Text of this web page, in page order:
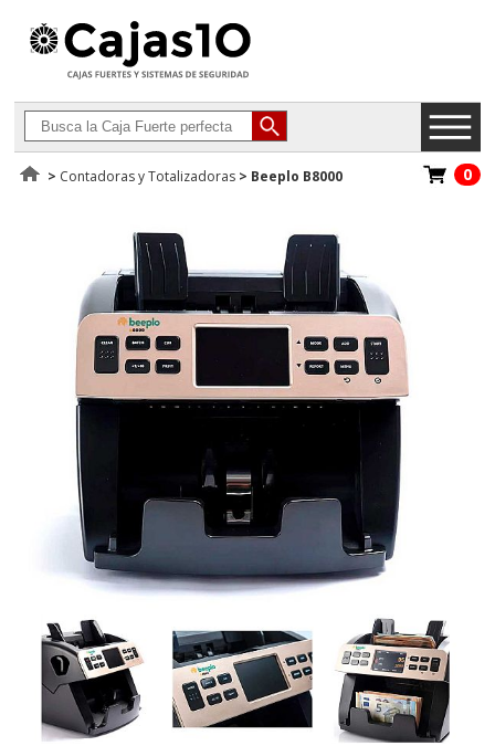
> Contadoras y Totalizadoras > Beeplo B8000 0